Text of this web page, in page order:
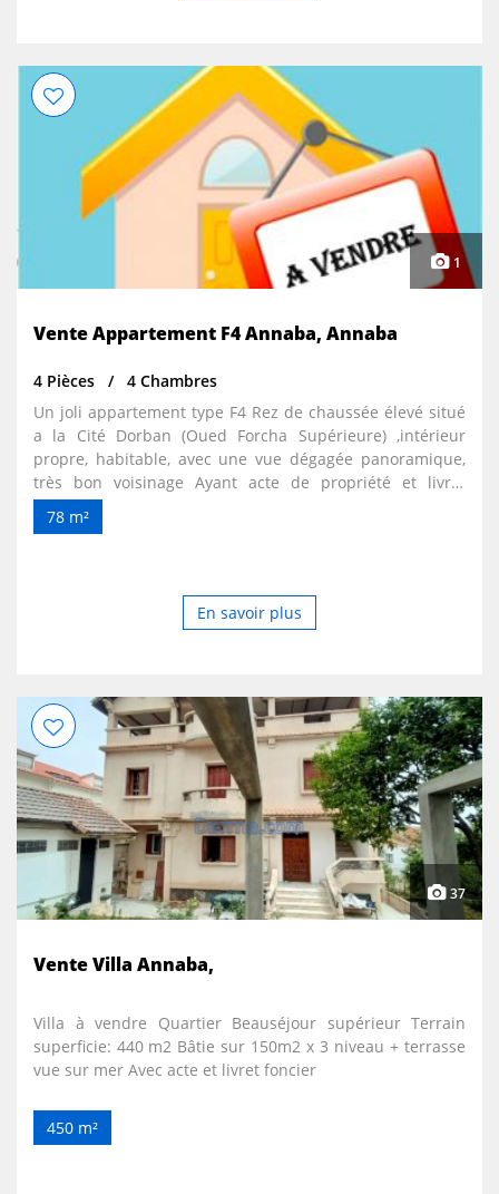
1
Vente Appartement F4 Annaba, Annaba
4 Pièces
4 Chambres
Un joli appartement type F4 Rez de chaussée élevé situé
a la Cité Dorban (Oued Forcha Supérieure) ,intérieur
propre, habitable, avec une vue dégagée panoramique,
très bon voisinage Ayant acte de propriété et livret
foncier. Prix a négocier avec le propriétaire.
78 m²
En savoir plus
37
Vente Villa Annaba,
Villa à vendre Quartier Beauséjour supérieur Terrain
superficie: 440 m2 Bâtie sur 150m2 x 3 niveau + terrasse
vue sur mer Avec acte et livret foncier
450 m²